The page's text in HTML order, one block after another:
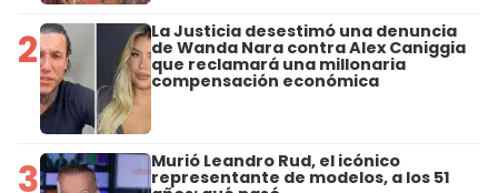
2 La Justicia desestimó una denuncia
de Wanda Nara contra Alex Caniggia
que reclamará una millonaria
compensación económica
3 Murió Leandro Rud, el icónico
representante de modelos, a los 51